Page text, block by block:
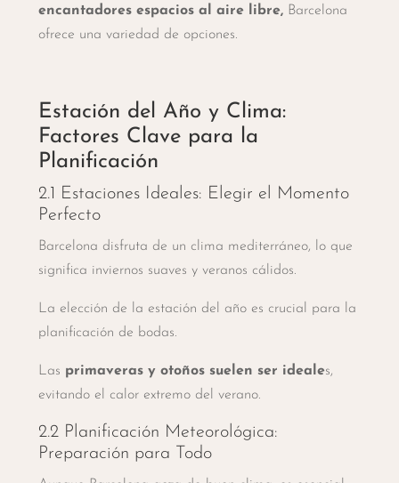
encantadores espacios al aire libre,Barcelona
ofrece una variedad de opciones.
Estación del Año y Clima:
Factores Clave para la
Planificación
2.1 Estaciones Ideales: Elegir el Momento
Perfecto
Barcelona disfruta de un clima mediterráneo, lo que
significa inviernos suaves y veranos cálidos.
La elección de la estación del año es crucial para la
planificación de bodas.
Las primaveras y otoños suelen ser ideales,
evitando el calor extremo del verano.
2.2 Planificación Meteorológica:
Preparación para Todo